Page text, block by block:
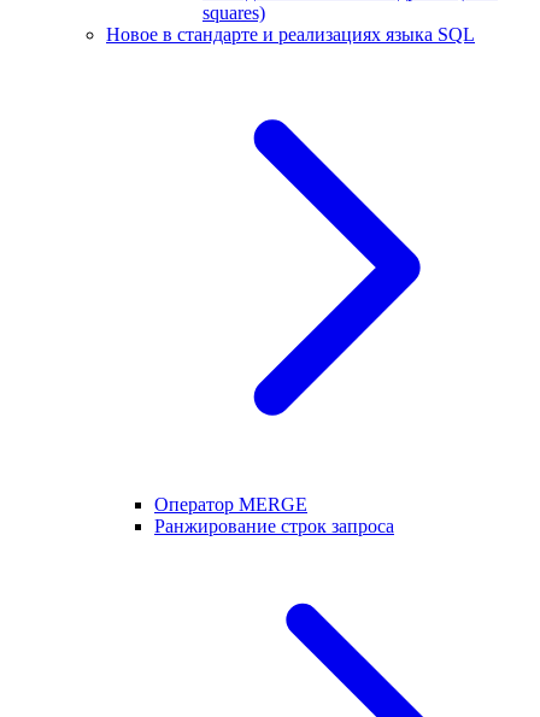
squares)
Новое в стандарте и реализациях языка SQL
Оператор MERGE
Ранжирование строк запроса